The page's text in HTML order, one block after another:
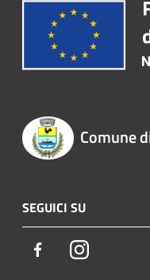
Comune
SEGUICI SU
FacebookInstagram